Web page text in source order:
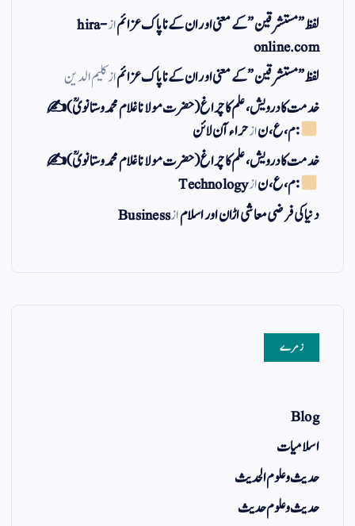
لفظ ” مستشرقین ” کے معنی اور ان کے نا پاک عزائمازhira-
online.com
لفظ ” مستشرقین ” کے معنی اور ان کے نا پاک عزائمازکلیم الدین
خدمت کا درویش، علم کا چراغ(حضرت مولانا غلام محمد وستانویؒ)✍
: م ، ع ، نازحراء آن لائن
خدمت کا درویش، علم کا چراغ(حضرت مولانا غلام محمد وستانویؒ)✍
: م ، ع ، نازTechnology
دنیا کی فرضی معاشی اڑان اور اسلامازBusiness
زمرے
Blog
اسلامیات
حدیث و علوم الحدیث
حدیث و علوم حدیث